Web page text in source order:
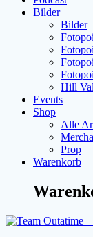
Bilder
Bilder
Hill
Events
Shop
Alle
Prop
Warenkorb